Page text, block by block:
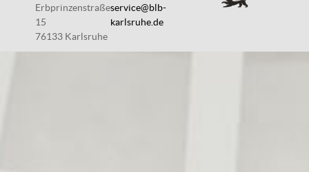
Erbprinzenstraße
15
76133 Karlsruhe
service@blb-
karlsruhe.de